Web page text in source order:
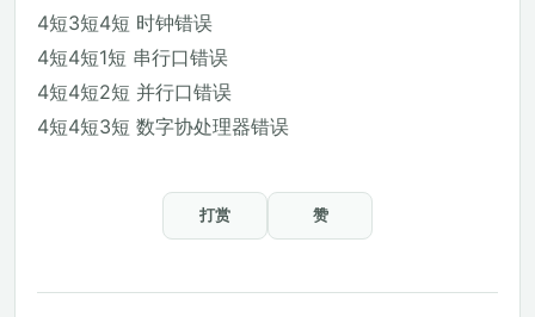
4短3短4短 时钟错误
4短4短1短 串行口错误
4短4短2短 并行口错误
4短4短3短 数字协处理器错误
打赏 赞